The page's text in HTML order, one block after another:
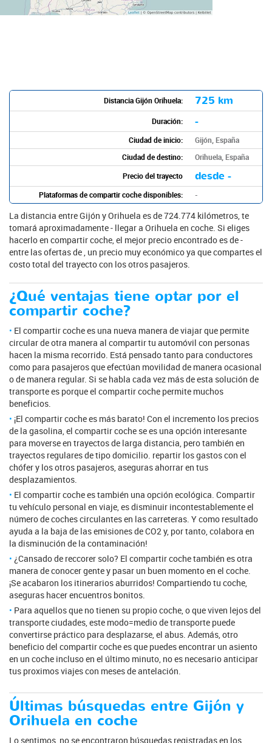
Distancia Gijón Orihuela: 725 km
Duración: -
Ciudad de inicio:
Gijón, España
Ciudad de destino:
Orihuela, España
Precio del trayecto
desde -
Plataformas de compartir coche disponibles: -
La distancia entre Gijón y Orihuela es de 724.774 kilómetros, te
tomará aproximadamente - llegar a Orihuela en coche. Si eliges
hacerlo en compartir coche, el mejor precio encontrado es de -
entre las ofertas de , un precio muy económico ya que compartes el
costo total del trayecto con los otros pasajeros.
¿Qué ventajas tiene optar por el
compartir coche?
El compartir coche es una nueva manera de viajar que permite
circular de otra manera al compartir tu automóvil con personas
hacen la misma recorrido. Está pensado tanto para conductores
como para pasajeros que efectúan movilidad de manera ocasional
o de manera regular. Si se habla cada vez más de esta solución de
transporte es porque el compartir coche permite muchos
beneficios.
¡El compartir coche es más barato! Con el incremento los precios
de la gasolina, el compartir coche se es una opción interesante
para moverse en trayectos de larga distancia, pero también en
trayectos regulares de tipo domicilio. repartir los gastos con el
chófer y los otros pasajeros, aseguras ahorrar en tus
desplazamientos.
El compartir coche es también una opción ecológica. Compartir
tu vehículo personal en viaje, es disminuir incontestablemente el
número de coches circulantes en las carreteras. Y como resultado
ayuda a la baja de las emisiones de CO2 y, por tanto, colabora en
la disminución de la contaminación!
¿Cansado de reccorer solo? El compartir coche también es otra
manera de conocer gente y pasar un buen momento en el coche.
¡Se acabaron los itinerarios aburridos! Compartiendo tu coche,
aseguras hacer encuentros bonitos.
Para aquellos que no tienen su propio coche, o que viven lejos del
transporte ciudades, este modo=medio de transporte puede
convertirse práctico para desplazarse, el abus. Además, otro
beneficio del compartir coche es que puedes encontrar un asiento
en un coche incluso en el último minuto, no es necesario anticipar
tus proximos viajes con meses de antelación.
Últimas búsquedas entre Gijón y
Orihuela en coche
Lo sentimos, no se encontraron búsquedas registradas en los